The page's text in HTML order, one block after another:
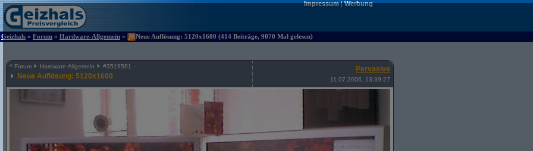
Impressum|Werbung
Geizhals » Forum » Hardware-Allgemein » Neue Auflösung: 5120x1600 (414 Beiträge, 9070 Mal gelesen)
^ Forum Hardware-Allgemein #3519561
Neue Auflösung: 5120x1600
Pervasive
11.07.2006, 13:39:27